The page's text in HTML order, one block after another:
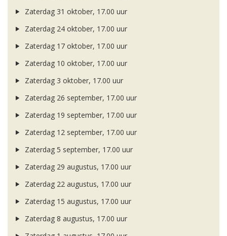
Zaterdag 31 oktober, 17.00 uur
Zaterdag 24 oktober, 17.00 uur
Zaterdag 17 oktober, 17.00 uur
Zaterdag 10 oktober, 17.00 uur
Zaterdag 3 oktober, 17.00 uur
Zaterdag 26 september, 17.00 uur
Zaterdag 19 september, 17.00 uur
Zaterdag 12 september, 17.00 uur
Zaterdag 5 september, 17.00 uur
Zaterdag 29 augustus, 17.00 uur
Zaterdag 22 augustus, 17.00 uur
Zaterdag 15 augustus, 17.00 uur
Zaterdag 8 augustus, 17.00 uur